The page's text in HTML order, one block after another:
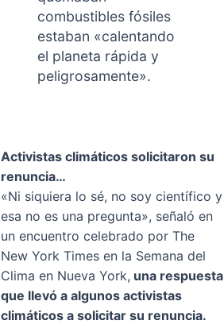
combustibles fósiles
estaban «calentando
el planeta rápida y
peligrosamente».
Activistas climáticos solicitaron su
renuncia…
«Ni siquiera lo sé, no soy científico y
esa no es una pregunta», señaló en
un encuentro celebrado por The
New York Times en la Semana del
Clima en Nueva York, una respuesta
que llevó a algunos activistas
climáticos a solicitar su renuncia.